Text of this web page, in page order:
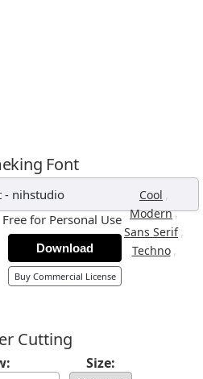
Font
- nihstudio Cool ,
Modern,
Sans Serif ,
Techno ,
Free for Personal Use
Download
Buy Commercial License
Cutting
Size: